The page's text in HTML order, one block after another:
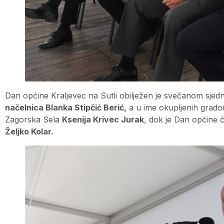
Dan općine Kraljevec na Sutli obilježen je svečanom
načelnica Blanka Stipčić Berić, a u ime okupljenih
Zagorska Sela Ksenija Krivec Jurak, dok je Dan općine
Željko Kolar.